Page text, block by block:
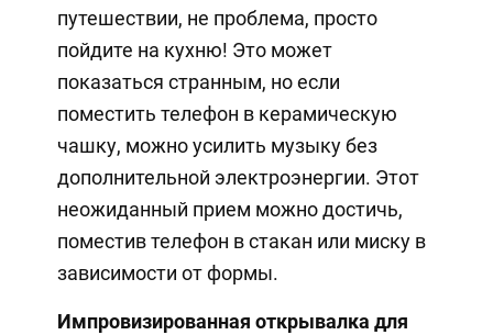
путешествии, не проблема, просто
пойдите на кухню! Это может
показаться странным, но если
поместить телефон в керамическую
чашку, можно усилить музыку без
дополнительной электроэнергии. Этот
неожиданный прием можно достичь,
поместив телефон в стакан или миску в
зависимости от формы.
Импровизированная открывалка для